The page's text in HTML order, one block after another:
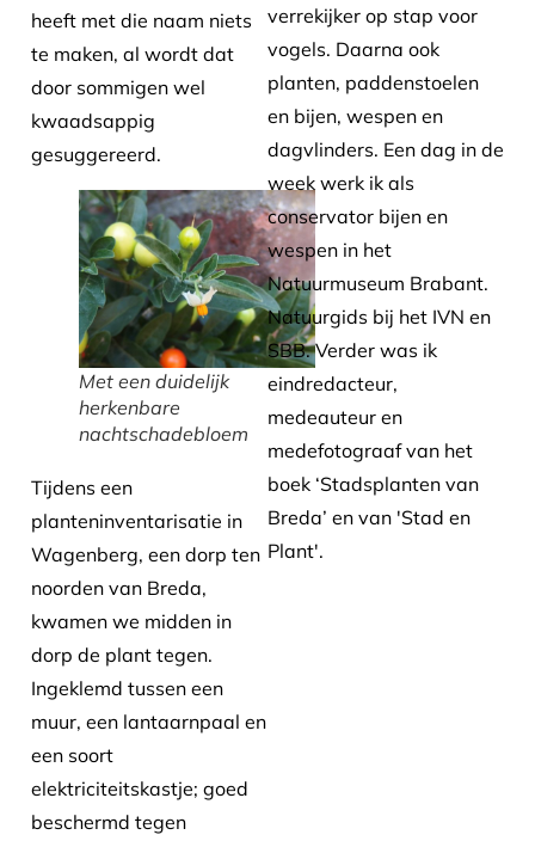
heeft met die naam niets
te maken, al wordt dat
door sommigen wel
kwaadsappig
gesuggereerd.
Met een duidelijk
herkenbare
nachtschadebloem
Tijdens een
planteninventarisatie in
Wagenberg, een dorp ten
noorden van Breda,
kwamen we midden in
dorp de plant tegen.
Ingeklemd tussen een
muur, een lantaarnpaal en
een soort
elektriciteitskastje; goed
beschermd tegen
verrekijker op stap voor
vogels. Daarna ook
planten, paddenstoelen
en bijen, wespen en
dagvlinders. Een dag in de
week werk ik als
conservator bijen en
wespen in het
Natuurmuseum Brabant.
Natuurgids bij het IVN en
SBB. Verder was ik
eindredacteur,
medeauteur en
medefotograaf van het
boek ‘Stadsplanten van
Breda’ en van 'Stad en
Plant'.